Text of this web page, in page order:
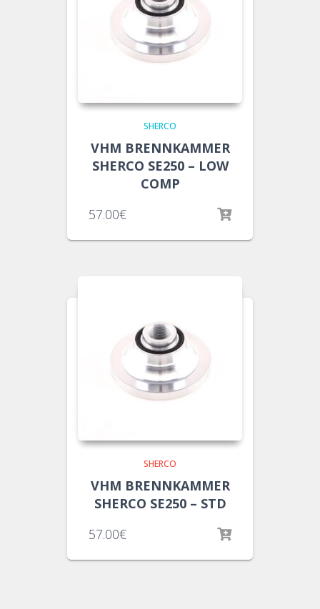
SHERCO
VHM BRENNKAMMER
SHERCO SE250 – LOW
COMP
57.00€
SHERCO
VHM BRENNKAMMER
SHERCO SE250 – STD
57.00€